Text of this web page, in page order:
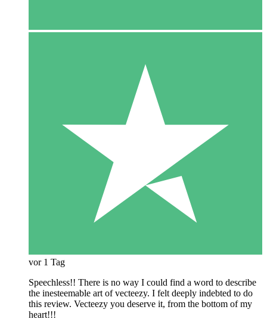
vor 1 Tag
Speechless!! There is no way I could find a word to describe
the inesteemable art of vecteezy. I felt deeply indebted to do
this review. Vecteezy you deserve it, from the bottom of my
heart!!!